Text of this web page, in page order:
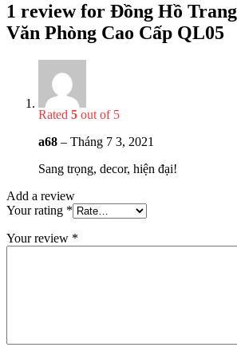
1 review for Đồng Hồ
Văn Phòng Cao Cấp QL05
Rated 5 out of 5
a68 – Tháng 7 3, 2021
Sang trọng, decor, hiện đại!
Add a review
Your rating *
Your review *